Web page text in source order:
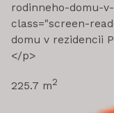
rodinneho-domu-
class="screen-
domu v rezidencii
</p>
225.7 m2